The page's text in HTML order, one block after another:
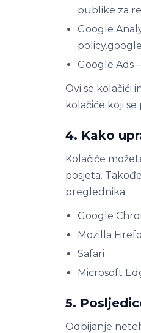
publike za
Google
Google Ads
Ovi se kolačići
kolačiće koji
4. Kako
Kolačiće
posjeta.
preglednika:
Google
Mozilla
Safari
Microsoft
5.
Odbijanje